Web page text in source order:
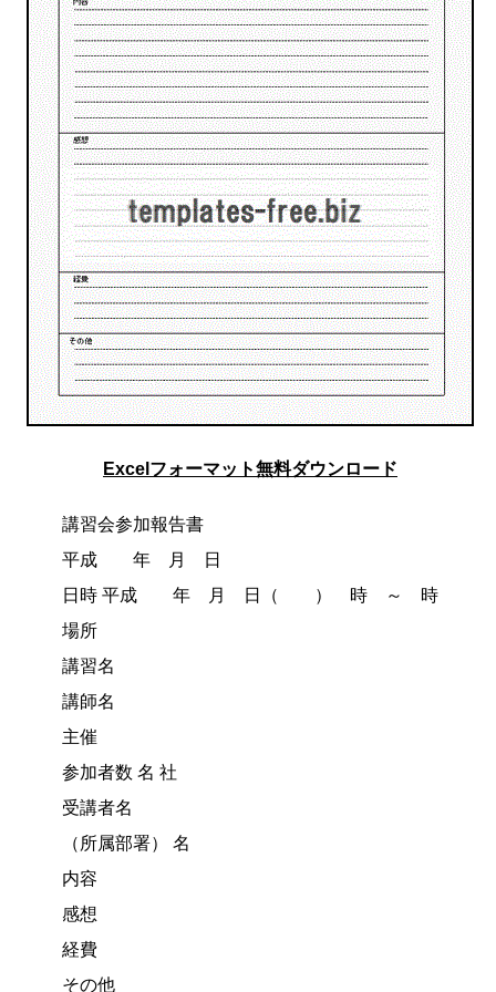
Excelフォーマット無料ダウンロード
講習会参加報告書
平成 年 月 日
日時 平成 年 月 日（ ） 時 ～ 時
場所
講習名
講師名
主催
参加者数 名 社
受講者名
（所属部署） 名
内容
感想
経費
その他